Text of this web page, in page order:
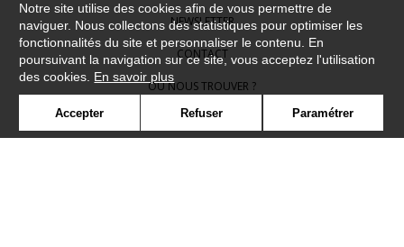
NEWSLETTER
CONTACT
OÙ NOUS TROUVER ?
CONTRACT
Notre site utilise des cookies afin de vous permettre de
naviguer. Nous collectons des statistiques pour optimiser les
fonctionnalités du site et personnaliser le contenu. En
poursuivant la navigation sur ce site, vous acceptez l'utilisation
des cookies. En savoir plus
Accepter Refuser Paramétrer